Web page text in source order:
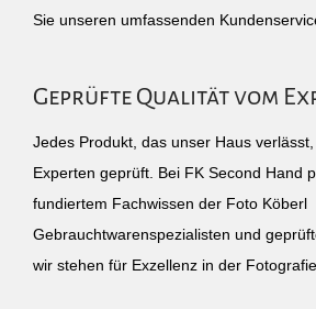
Sie unseren umfassenden
Geprüfte Qualität vom
Jedes Produkt, das unser Haus
Experten geprüft. Bei FK Second Hand
fundiertem Fachwissen der Foto Köberl
Gebrauchtwarenspezialisten und
wir stehen für Exzellenz in der Fotografie.